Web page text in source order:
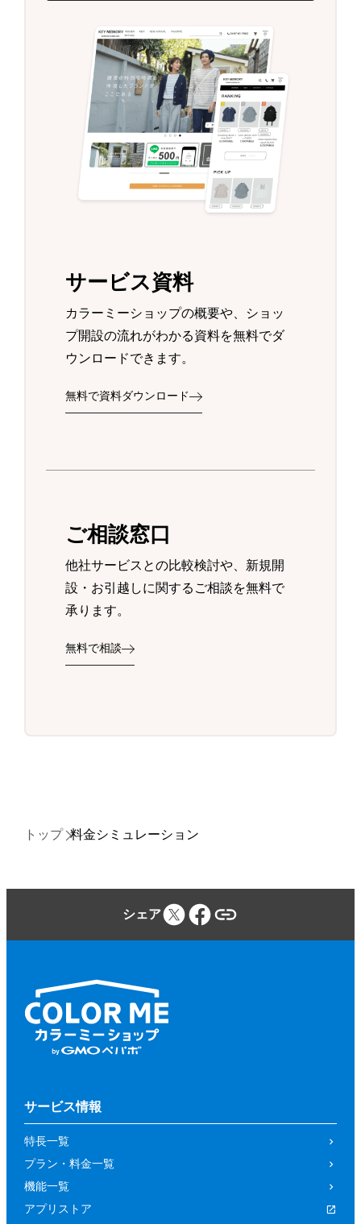
サービス資料
カラーミーショップの概要や、ショッ
プ開設の流れがわかる資料を無料でダ
ウンロードできます。
無料で資料ダウンロード
ご相談窓口
他社サービスとの比較検討や、新規開
設・お引越しに関するご相談を無料で
承ります。
無料で相談
トップ 料金シミュレーション
シェア
サービス情報
特長一覧
プラン・料金一覧
機能一覧
アプリストア